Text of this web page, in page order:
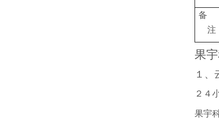
注
果
１、
２４
果宇